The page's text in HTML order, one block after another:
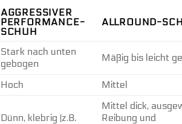
AGGRESSIVER
PERFORMANCE-
SCHUH
ALLROUND-
Stark nach unten
gebogen
Mäßig bis leicht
Hoch Mittel
Dünn, klebrig (z.B.
Mittel dick,
Reibung und